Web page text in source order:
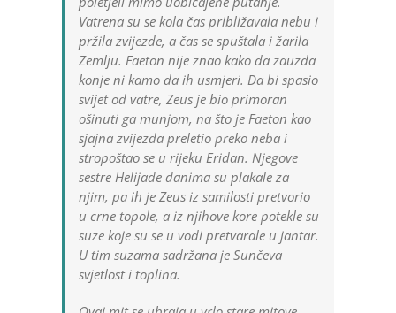
Vatrena su se kola čas približavala nebu i
pržila zvijezde, a čas se spuštala i žarila
Zemlju. Faeton nije znao kako da zauzda
konje ni kamo da ih usmjeri. Da bi spasio
svijet od vatre, Zeus je bio primoran
ošinuti ga munjom, na što je Faeton kao
sjajna zvijezda preletio preko neba i
stropoštao se u rijeku Eridan. Njegove
sestre Helijade danima su plakale za
njim, pa ih je Zeus iz samilosti pretvorio
u crne topole, a iz njihove kore potekle su
suze koje su se u vodi pretvarale u jantar.
U tim suzama sadržana je Sunčeva
svjetlost i toplina.